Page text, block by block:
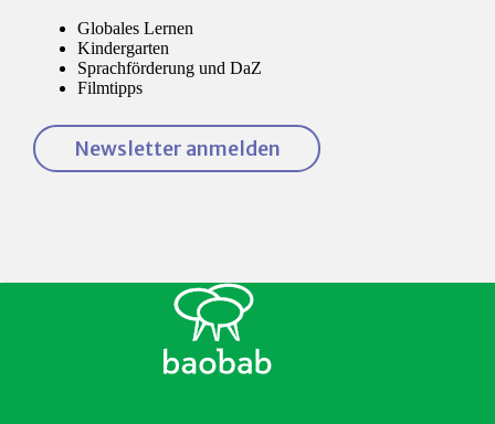
Globales Lernen
Kindergarten
Sprachförderung und DaZ
Filmtipps
Newsletter anmelden